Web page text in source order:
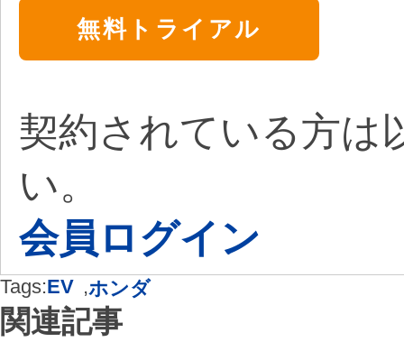
無料トライアル
契約されている方は
い。
会員ログイン
Tags:EV ,ホンダ
関連記事